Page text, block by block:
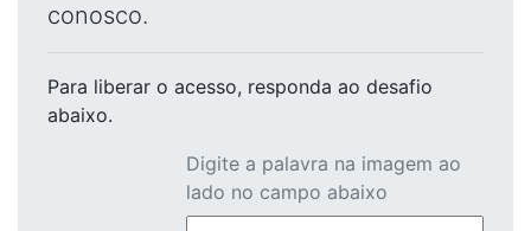
conosco.
Para liberar o acesso, responda ao desafio
abaixo.
Digite a palavra na imagem ao
lado no campo abaixo